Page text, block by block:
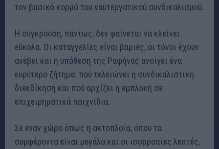
τον βασικό κορμό του ναυτεργατικού συνδικαλισμού.
Η σύγκρουση, πάντως, δεν φαίνεται να κλείνει
εύκολα. Οι καταγγελίες είναι βαριές, οι τόνοι έχουν
ανέβει και η υπόθεση της Ραφήνας ανοίγει ένα
ευρύτερο ζήτημα: πού τελειώνει η συνδικαλιστική
διεκδίκηση και πού αρχίζει η εμπλοκή σε
επιχειρηματικά παιχνίδια.
Σε έναν χώρο όπως η ακτοπλοΐα, όπου τα
συμφέροντα είναι μεγάλα και οι ισορροπίες λεπτές,